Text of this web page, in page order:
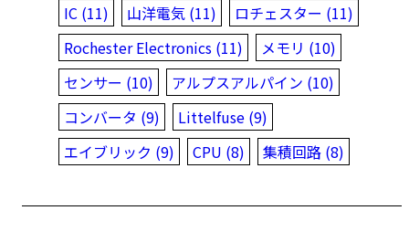
IC (11)
山洋電気 (11)
ロチェスター (11)
Rochester Electronics (11)
メモリ (10)
センサー (10)
アルプスアルパイン (10)
コンバータ (9)
Littelfuse (9)
エイブリック (9)
CPU (8) 集積回路 (8)